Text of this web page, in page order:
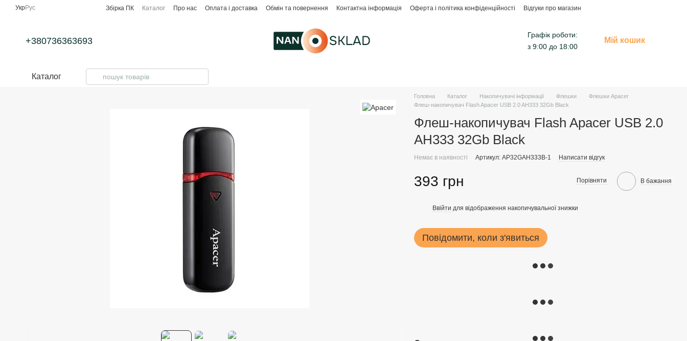
Перейти до основного контенту
УкрРус Збірка ПК Каталог Про нас Оплата і доставка Обмін та повернення Контактна інформація Оферта і політика конфіденційності Відгуки про магазин
+380736363693
Графік роботи:
з 9:00 до 18:00
Мій кошик
Каталог
Головна Каталог Накопичувачі інформації Флешки
Флешки Apacer
Флеш-накопичувач Flash Apacer USB 2.0 AH333 32Gb Black
Флеш-накопичувач Flash Apacer USB 2.0
AH333 32Gb Black
Немає в наявності Артикул: AP32GAH333B-1 Написати відгук
393 грн Порівняти В бажання
Ввійти для відображення накопичувальної знижки
Повідомити, коли з'явиться